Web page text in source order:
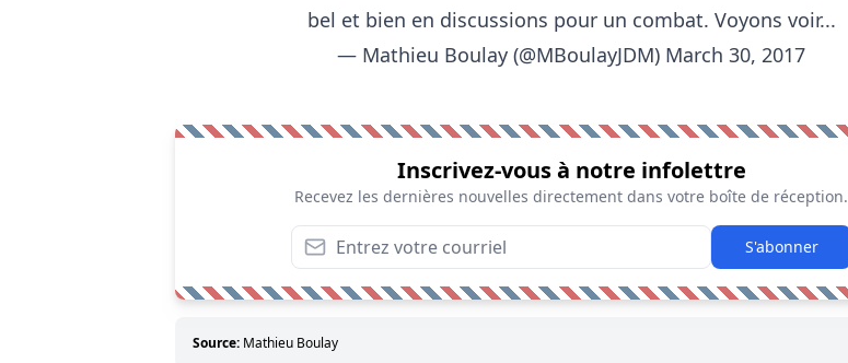
bel et bien en discussions pour un combat. Voyons voir...
— Mathieu Boulay (@MBoulayJDM) March 30, 2017
Inscrivez-vous à notre infolettre
Recevez les dernières nouvelles directement dans votre boîte de réception.
S'abonner
Source: Mathieu Boulay